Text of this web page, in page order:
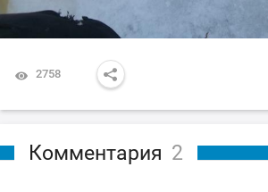
2758
Комментария 2